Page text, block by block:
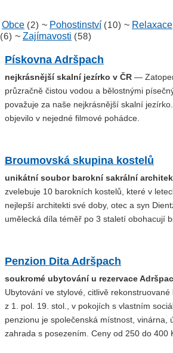
Obce (2) ~ Pohostinství (10) ~ Relaxace
(6) ~ Zajímavosti (58)
Pískovna Adršpach
nejkrásnější skalní jezírko v ČR —
průzračně čistou vodou a bělostnými
považuje za naše nejkrásnější skalní
objevilo v nejedné filmové pohádce.
Broumovská skupina kostelů
unikátní soubor barokní sakrální
zvelebuje 10 barokních kostelů, které v
nejlepší architekti své doby, otec a syn
umělecká díla téměř po 3 staletí obohacují
Penzion Dita Adršpach
soukromé ubytování u rezervace
Ubytování ve stylové, citlivě
z 1. pol. 19. stol., v pokojích s vlastním
penzionu je společenská místnost, vinárna,
zahrada s posezením. Ceny od 250 do 400